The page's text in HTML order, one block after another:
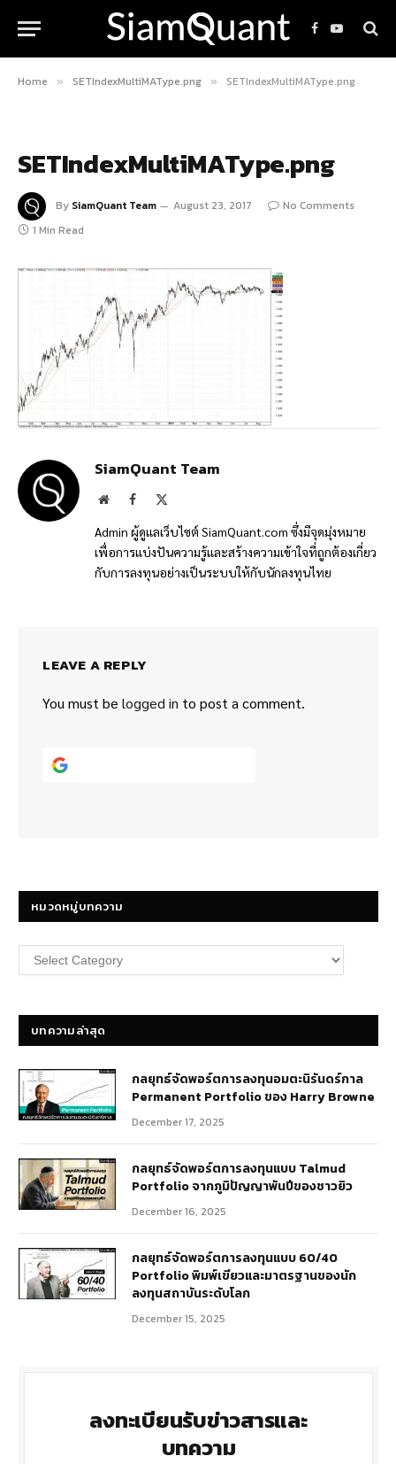
Facebook
YouTube
Home » SETIndexMultiMAType.png » SETIndexMultiMAType.png
SETIndexMultiMAType.png
By SiamQuant Team August 23, 2017
No Comments
1 Min Read
SiamQuant Team
WebsiteFacebook
Admin ผู้ดูแลเว็บไซต์ SiamQuant.com ซึ่งมีจุดมุ่งหมาย
เพื่อการแบ่งปันความรู้และสร้างความเข้าใจที่ถูกต้องเกี่ยว
กับการลงทุนอย่างเป็นระบบให้กับนักลงทุนไทย
LEAVE A REPLY
You must be logged in to post a comment.
หมวดหมู่บทความ
หมวด
หมู่
บทความล่าสุด
กลยุทธ์​จัดพอร์ตการลงทุนอมตะนิรันดร์กาล
Permanent Portfolio ของ Harry Browne
December 17, 2025
กลยุทธ์จัดพอร์ตการลงทุนแบบ Talmud
Portfolio จากภูมิปัญญาพันปีของชาวยิว
December 16, 2025
กลยุทธ์จัดพอร์ตการลงทุนแบบ 60/40
Portfolio พิมพ์เขียวและมาตรฐานของนัก
ลงทุนสถาบันระดับโลก
December 15, 2025
ลงทะเบียนรับข่าวสารและ
บทความ